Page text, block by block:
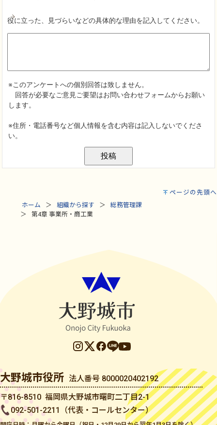
ページの先頭へ
ホーム
組織から探す
総務管理課
第4章 事業所・商工業
大野城市役所 法人番号 8000020402192
〒816-8510 福岡県大野城市曙町二丁目2-1
092-501-2211（代表・コールセンター）